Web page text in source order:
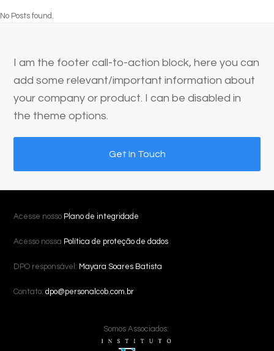
No Posts found.
I am the footer call-to-action block, here you can
add some relevant/important information about
your company or product. I can be disabled in
the theme options.
Get In Touch
Acesse nosso Plano de integridade
Acesso nossa Política de proteção de dados
DPO responsável: Mayara Soares Batista
Contato:dpo@personalcob.com.br
Somos Associados: